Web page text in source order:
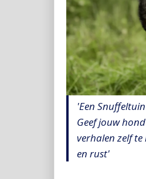
'Een
Geef jouw
verhalen zelf te
en rust'